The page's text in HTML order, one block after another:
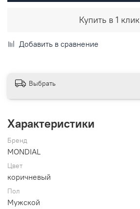
Купить в 1 клик
Добавить в сравнение
Выбрать
Характеристики
Бренд
MONDIAL
Цвет
коричневый
Пол
Мужской